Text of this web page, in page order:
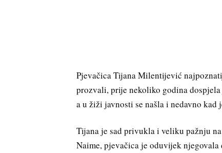
Pjevačica Tijana Milentijević
prozvali, prije nekoliko godina
a u žiži javnosti se našla i nedavno
Tijana je sad privukla i veliku pažnju
Naime, pjevačica je oduvijek